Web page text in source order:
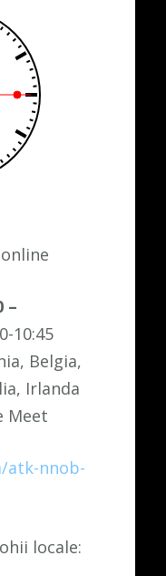
–
10:45
Belgia,
Irlanda
Meet
atk-nnob-
locale: